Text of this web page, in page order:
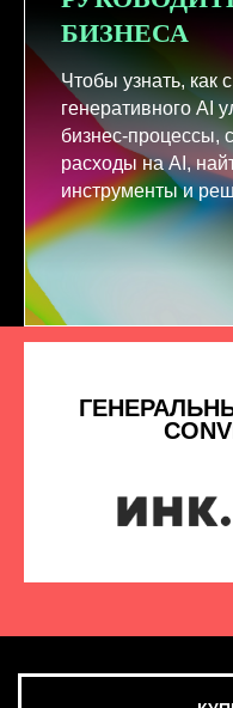
БИЗНЕСА
Чтобы узнать, как
генеративного AI
бизнес-процессы,
расходы на AI,
инструменты и